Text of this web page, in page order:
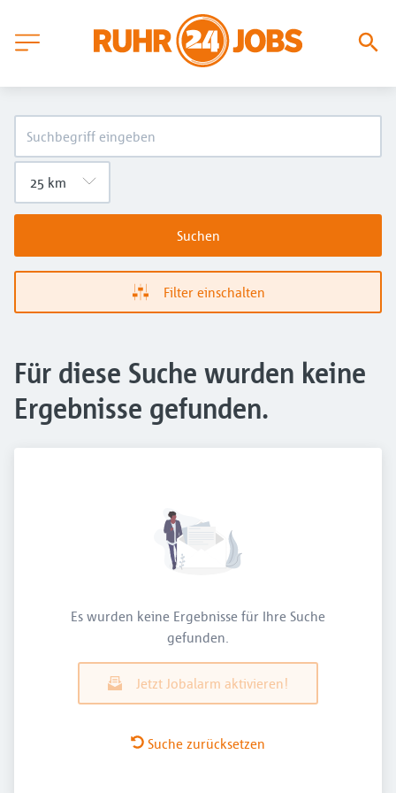
Suchen
Filter einschalten
Für diese Suche wurden keine
Ergebnisse gefunden.
Es wurden keine Ergebnisse für Ihre Suche
gefunden.
Jetzt Jobalarm aktivieren!
Suche zurücksetzen